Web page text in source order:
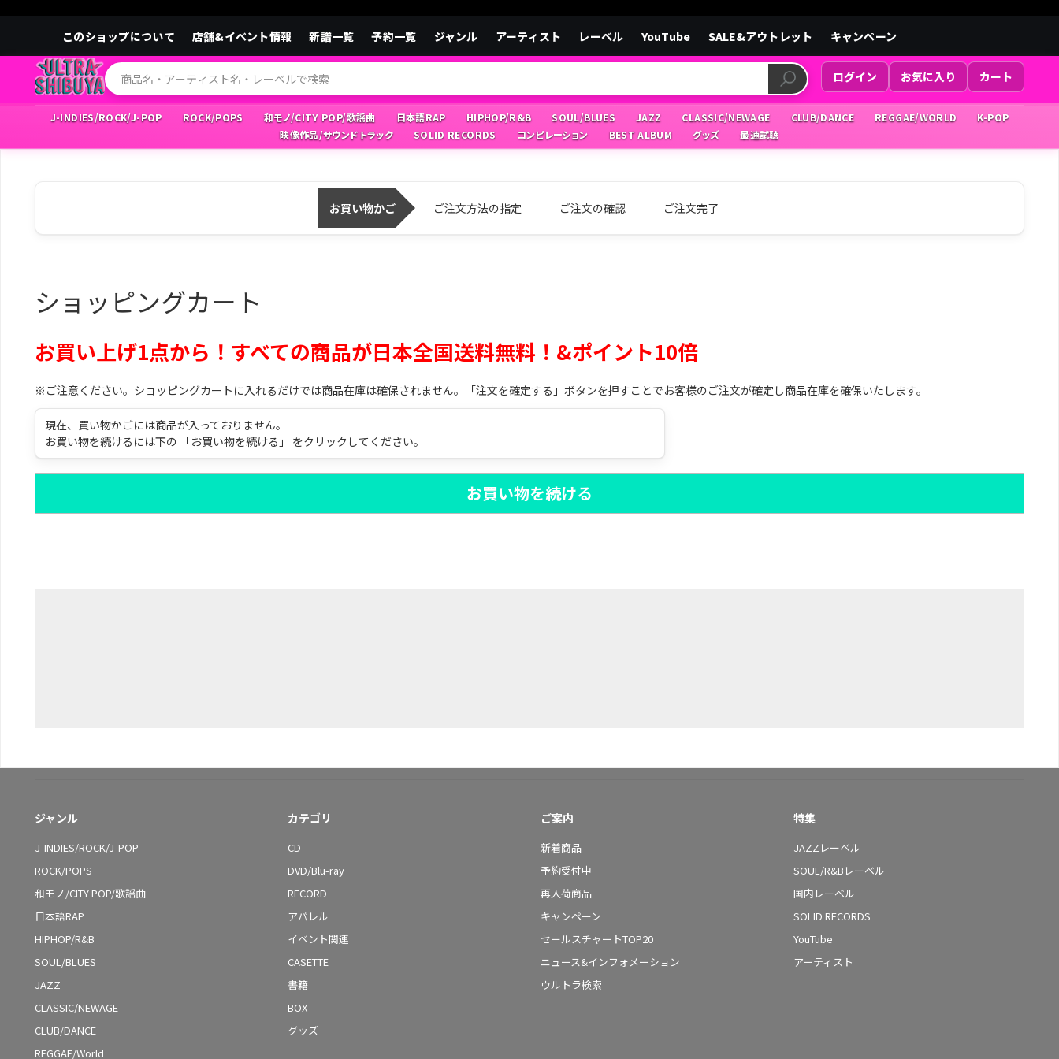
このショップについて 店舗&イベント情報 新譜一覧 予約一覧 ジャンル アーティスト レーベル YouTube SALE&アウトレット キャンペーン
ログイン お気に入り カート
J-INDIES/ROCK/J-POP ROCK/POPS 和モノ/CITY POP/歌謡曲 日本語RAP HIPHOP/R&B SOUL/BLUES JAZZ CLASSIC/NEWAGE CLUB/DANCE REGGAE/WORLD
K-POP
映像作品/サウンドトラック
SOLID RECORDS コンピレーション BEST ALBUM グッズ 最速試聴
お買い物かご ご注文方法の指定 ご注文の確認 ご注文完了
ショッピングカート
お買い上げ1点から！すべての商品が日本全国送料無料！&ポイント10倍
※ご注意ください。ショッピングカートに入れるだけでは商品在庫は確保されません。「注文を確定する」ボタンを押すことでお客様のご注文が確定し商品在庫を確保いたします。
現在、買い物かごには商品が入っておりません。
お買い物を続けるには下の 「お買い物を続ける」 をクリックしてください。
お買い物を続ける
ジャンル
J-INDIES/ROCK/J-POP
ROCK/POPS
和モノ/CITY POP/歌謡曲
日本語RAP
HIPHOP/R&B
SOUL/BLUES
JAZZ
CLASSIC/NEWAGE
CLUB/DANCE
REGGAE/World
カテゴリ
CD
DVD/Blu-ray
RECORD
アパレル
イベント関連
CASETTE
書籍
BOX
グッズ
ご案内
新着商品
予約受付中
再入荷商品
キャンペーン
セールスチャートTOP20
ニュース&インフォメーション
ウルトラ検索
特集
JAZZレーベル
SOUL/R&Bレーベル
国内レーベル
SOLID RECORDS
YouTube
アーティスト